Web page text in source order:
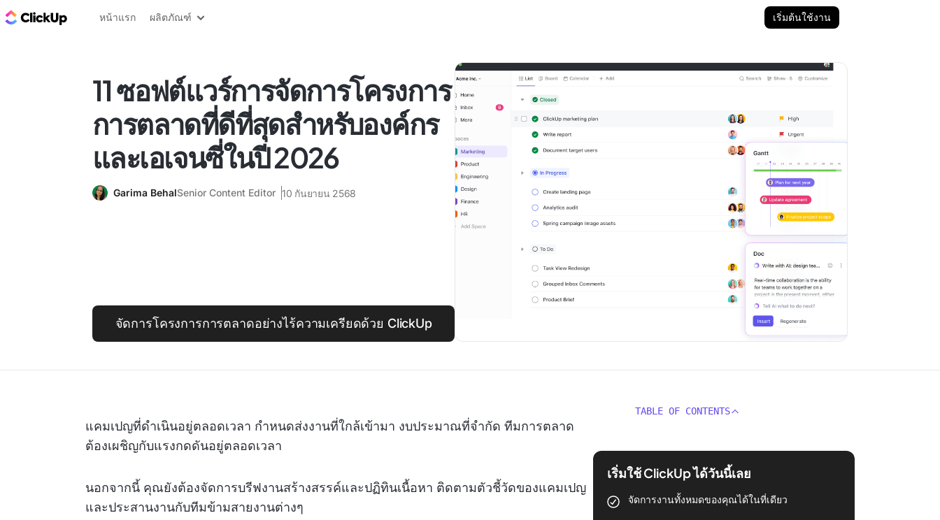
บล็อก ClickUp
หน้าแรก ผลิตภัณฑ์ เริ่มต้นใช้งาน
11 ซอฟต์แวร์การจัดการโครงการ
การตลาดที่ดีที่สุดสำหรับองค์กร
และเอเจนซี่ในปี 2026
Garima BehalSenior Content Editor 10 กันยายน 2568
จัดการโครงการการตลาดอย่างไร้ความเครียดด้วย ClickUp
แคมเปญที่ดำเนินอยู่ตลอดเวลา กำหนดส่งงานที่ใกล้เข้ามา งบประมาณที่จำกัด ทีมการตลาด
ต้องเผชิญกับแรงกดดันอยู่ตลอดเวลา
นอกจากนี้ คุณยังต้องจัดการบรีฟงานสร้างสรรค์และปฏิทินเนื้อหา ติดตามตัวชี้วัดของแคมเปญ
และประสานงานกับทีมข้ามสายงานต่างๆ
TABLE OF CONTENTS
เริ่มใช้ ClickUp ได้วันนี้เลย
จัดการงานทั้งหมดของคุณได้ในที่เดียว